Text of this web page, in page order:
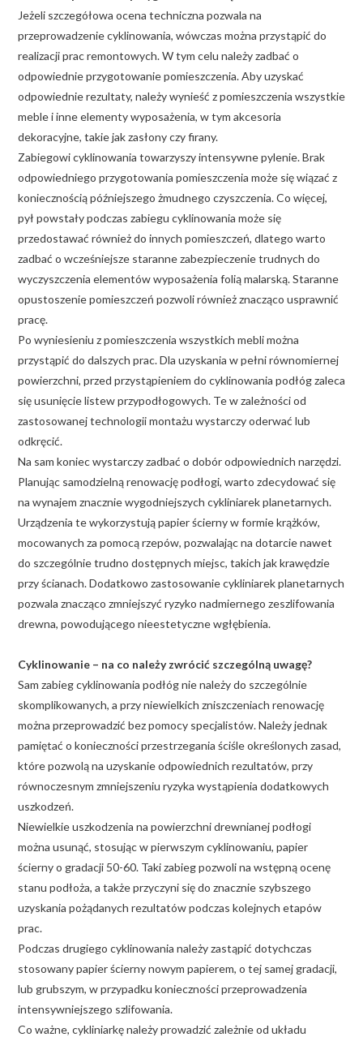
Jeżeli szczegółowa ocena techniczna pozwala na
przeprowadzenie cyklinowania, wówczas można przystąpić do
realizacji prac remontowych. W tym celu należy zadbać o
odpowiednie przygotowanie pomieszczenia. Aby uzyskać
odpowiednie rezultaty, należy wynieść z pomieszczenia wszystkie
meble i inne elementy wyposażenia, w tym akcesoria
dekoracyjne, takie jak zasłony czy firany.
Zabiegowi cyklinowania towarzyszy intensywne pylenie. Brak
odpowiedniego przygotowania pomieszczenia może się wiązać z
koniecznością późniejszego żmudnego czyszczenia. Co więcej,
pył powstały podczas zabiegu cyklinowania może się
przedostawać również do innych pomieszczeń, dlatego warto
zadbać o wcześniejsze staranne zabezpieczenie trudnych do
wyczyszczenia elementów wyposażenia folią malarską. Staranne
opustoszenie pomieszczeń pozwoli również znacząco usprawnić
pracę.
Po wyniesieniu z pomieszczenia wszystkich mebli można
przystąpić do dalszych prac. Dla uzyskania w pełni równomiernej
powierzchni, przed przystąpieniem do cyklinowania podłóg zaleca
się usunięcie listew przypodłogowych. Te w zależności od
zastosowanej technologii montażu wystarczy oderwać lub
odkręcić.
Na sam koniec wystarczy zadbać o dobór odpowiednich narzędzi.
Planując samodzielną renowację podłogi, warto zdecydować się
na wynajem znacznie wygodniejszych cykliniarek planetarnych.
Urządzenia te wykorzystują papier ścierny w formie krążków,
mocowanych za pomocą rzepów, pozwalając na dotarcie nawet
do szczególnie trudno dostępnych miejsc, takich jak krawędzie
przy ścianach. Dodatkowo zastosowanie cykliniarek planetarnych
pozwala znacząco zmniejszyć ryzyko nadmiernego zeszlifowania
drewna, powodującego nieestetyczne wgłębienia.
Cyklinowanie – na co należy zwrócić szczególną uwagę?
Sam zabieg cyklinowania podłóg nie należy do szczególnie
skomplikowanych, a przy niewielkich zniszczeniach renowację
można przeprowadzić bez pomocy specjalistów. Należy jednak
pamiętać o konieczności przestrzegania ściśle określonych zasad,
które pozwolą na uzyskanie odpowiednich rezultatów, przy
równoczesnym zmniejszeniu ryzyka wystąpienia dodatkowych
uszkodzeń.
Niewielkie uszkodzenia na powierzchni drewnianej podłogi
można usunąć, stosując w pierwszym cyklinowaniu, papier
ścierny o gradacji 50-60. Taki zabieg pozwoli na wstępną ocenę
stanu podłoża, a także przyczyni się do znacznie szybszego
uzyskania pożądanych rezultatów podczas kolejnych etapów
prac.
Podczas drugiego cyklinowania należy zastąpić dotychczas
stosowany papier ścierny nowym papierem, o tej samej gradacji,
lub grubszym, w przypadku konieczności przeprowadzenia
intensywniejszego szlifowania.
Co ważne, cykliniarkę należy prowadzić zależnie od układu